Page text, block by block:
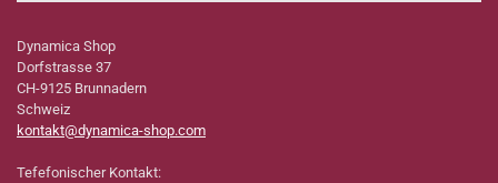
Dynamica Shop
Dorfstrasse 37
CH-9125 Brunnadern
Schweiz
kontakt@dynamica-shop.com
Tefefonischer Kontakt: